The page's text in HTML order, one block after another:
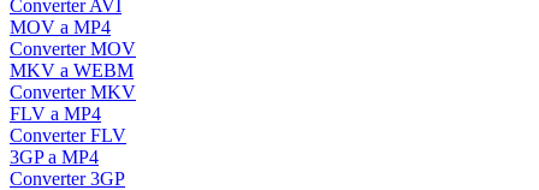
Converter AVI
MOV a MP4
Converter MOV
MKV a WEBM
Converter MKV
FLV a MP4
Converter FLV
3GP a MP4
Converter 3GP